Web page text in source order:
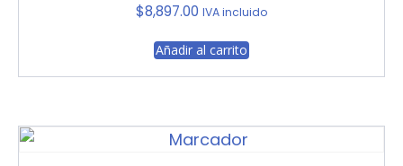
$8,897.00 IVA incluido
Añadir al carrito